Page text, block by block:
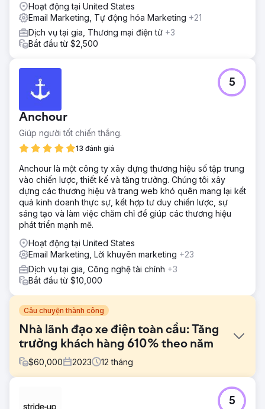
Hoạt động tại United States
Email Marketing, Tự động hóa Marketing +21
Dịch vụ tại gia, Thương mại điện tử +3
Bắt đầu từ $2,500
Anchour
Giúp người tốt chiến thắng.
13 đánh giá
5
Anchour là một công ty xây dựng thương hiệu số tập trung
vào chiến lược, thiết kế và tăng trưởng. Chúng tôi xây
dựng các thương hiệu và trang web khó quên mang lại kết
quả kinh doanh thực sự, kết hợp tư duy chiến lược, sự
sáng tạo và làm việc chăm chỉ để giúp các thương hiệu
phát triển mạnh mẽ.
Hoạt động tại United States
Email Marketing, Lời khuyên marketing +23
Dịch vụ tại gia, Công nghệ tài chính +3
Bắt đầu từ $10,000
Câu chuyện thành công
Nhà lãnh đạo xe điện toàn cầu: Tăng
trưởng khách hàng 610% theo năm
$60,000 2023 12 tháng
Báo cáo tiếp thị của Hubject không nhất quán và thiếu chi
5